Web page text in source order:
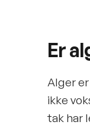
Er
Alger
ikke
tak har